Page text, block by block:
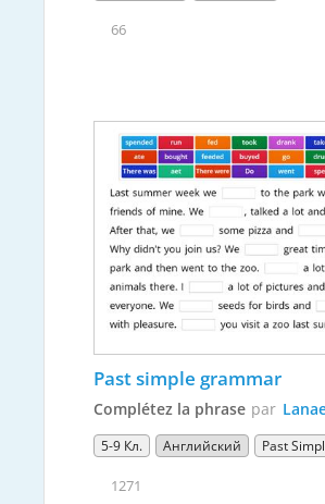
66
Past simple grammar
Complétez la phrase par
5-9 Кл. Английский Past
1271